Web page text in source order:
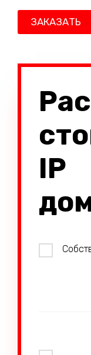
ЗАКАЗАТЬ
IP